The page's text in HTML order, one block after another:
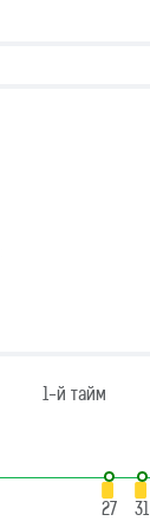
1-й тайм
27
31